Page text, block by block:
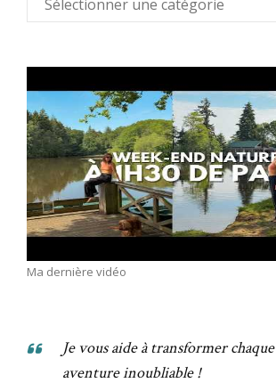
Ma dernière vidéo
Je vous aide à transformer
aventure inoubliable !